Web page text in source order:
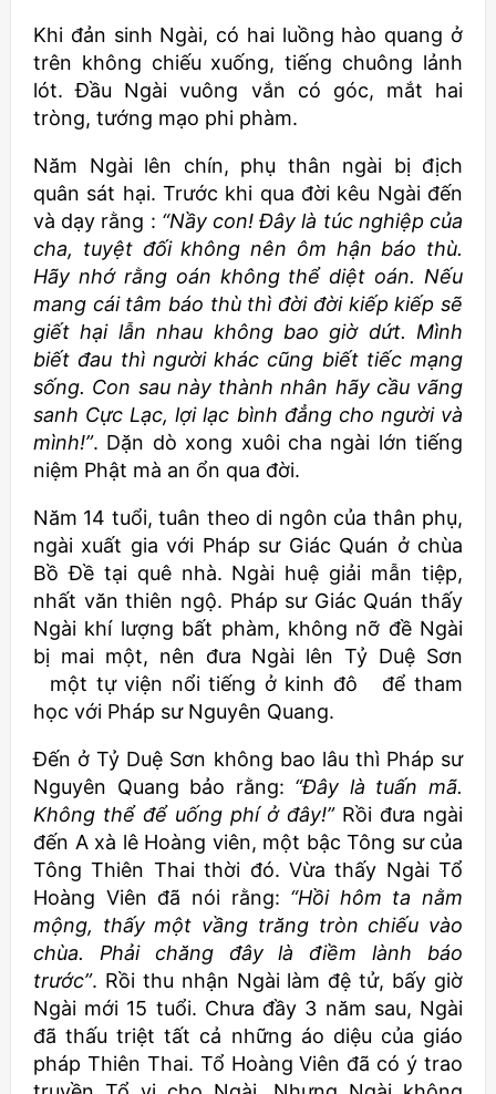
Khi đản sinh Ngài, có hai luồng hào quang ở
trên không chiếu xuống, tiếng chuông lảnh
lót. Đầu Ngài vuông vắn có góc, mắt hai
tròng, tướng mạo phi phàm.
Năm Ngài lên chín, phụ thân ngài bị địch
quân sát hại. Trước khi qua đời kêu Ngài đến
và dạy rằng : “Nầy con! Đây là túc nghiệp của
cha, tuyệt đối không nên ôm hận báo thù.
Hãy nhớ rằng oán không thể diệt oán. Nếu
mang cái tâm báo thù thì đời đời kiếp kiếp sẽ
giết hại lẫn nhau không bao giờ dứt. Mình
biết đau thì người khác cũng biết tiếc mạng
sống. Con sau này thành nhân hãy cầu vãng
sanh Cực Lạc, lợi lạc bình đẳng cho người và
mình!”. Dặn dò xong xuôi cha ngài lớn tiếng
niệm Phật mà an ổn qua đời.
Năm 14 tuổi, tuân theo di ngôn của thân phụ,
ngài xuất gia với Pháp sư Giác Quán ở chùa
Bồ Đề tại quê nhà. Ngài huệ giải mẫn tiệp,
nhất văn thiên ngộ. Pháp sư Giác Quán thấy
Ngài khí lượng bất phàm, không nỡ đề Ngài
bị mai một, nên đưa Ngài lên Tỷ Duệ Sơn
một tự viện nổi tiếng ở kinh đô để tham
học với Pháp sư Nguyên Quang.
Đến ở Tỷ Duệ Sơn không bao lâu thì Pháp sư
Nguyên Quang bảo rằng: “Đây là tuấn mã.
Không thể để uống phí ở đây!”Rồi đưa ngài
đến A xà lê Hoàng viên, một bậc Tông sư của
Tông Thiên Thai thời đó. Vừa thấy Ngài Tổ
Hoàng Viên đã nói rằng: “Hồi hôm ta nằm
mộng, thấy một vầng trăng tròn chiếu vào
chùa. Phải chăng đây là điềm lành báo
trước”. Rồi thu nhận Ngài làm đệ tử, bấy giờ
Ngài mới 15 tuổi. Chưa đầy 3 năm sau, Ngài
đã thấu triệt tất cả những áo diệu của giáo
pháp Thiên Thai. Tổ Hoàng Viên đã có ý trao